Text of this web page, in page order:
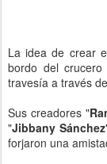
La idea de crear
bordo del
travesía a través
Sus creadores "
"Jibbany Sánchez
forjaron una